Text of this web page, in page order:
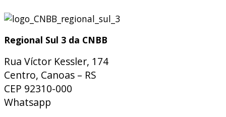
Regional Sul 3 da CNBB
Rua Víctor Kessler, 174
Centro, Canoas – RS
CEP 92310-000
Whatsapp